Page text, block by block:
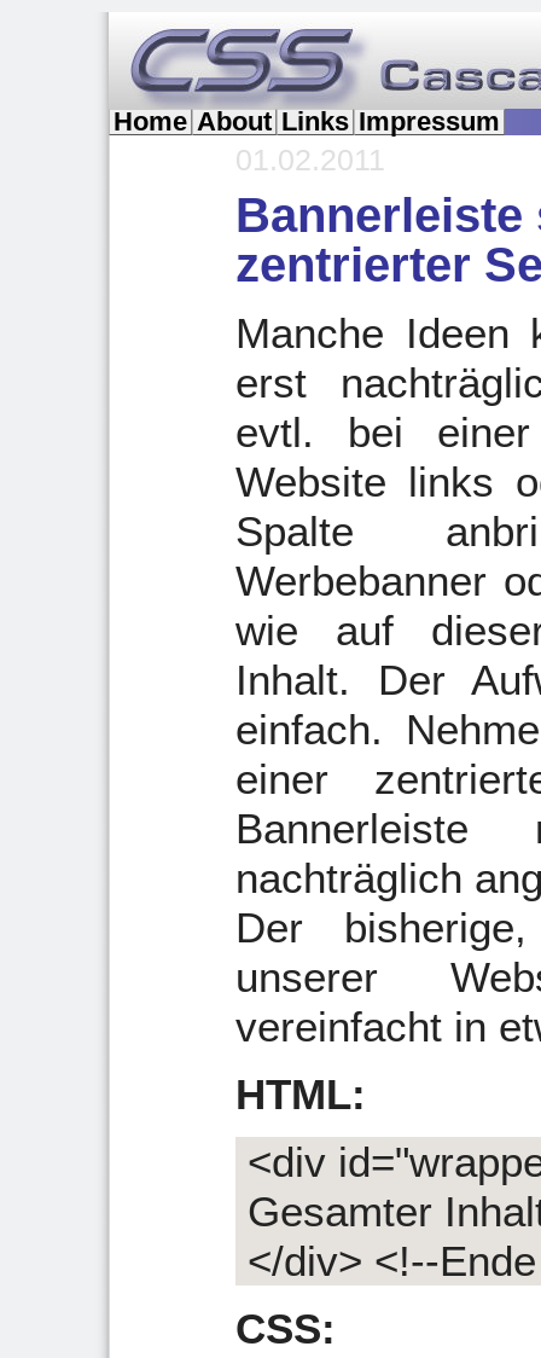
Home About Links Impressum
01.02.2011
zentrierter
Manche Ideen
erst
evtl. bei einer
Website links
Spalte
Werbebanner
wie auf
Inhalt. Der
einfach.
einer
nachträglich
Der
unserer
vereinfacht in
HTML:
<div
Gesamter
</div> <!--
CSS: